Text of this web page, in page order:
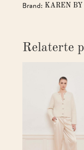
Brand: KAREN BY
Relaterte